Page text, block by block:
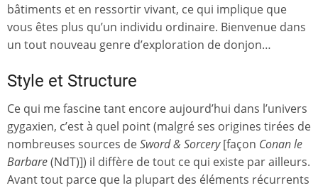
bâtiments et en ressortir vivant, ce qui implique que
vous êtes plus qu’un individu ordinaire. Bienvenue dans
un tout nouveau genre d’exploration de donjon…
Style et Structure
Ce qui me fascine tant encore aujourd’hui dans l’univers
gygaxien, c’est à quel point (malgré ses origines tirées de
nombreuses sources deSword & Sorcery[façon Conan le
Barbare(NdT)]) il diffère de tout ce qui existe par ailleurs.
Avant tout parce que la plupart des éléments récurrents